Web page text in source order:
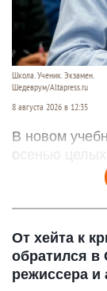
Школа. Ученик. Экзамен.
Шедеврум/Altapress.ru
8 августа 2026 в 12:35
В новом
осенью целых
От хейта к
обратился в
режиссера и